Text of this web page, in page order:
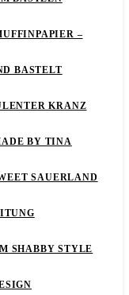
–
BASTELT
KRANZ
BY TINA
SAUERLAND D
SHABBY STYLE